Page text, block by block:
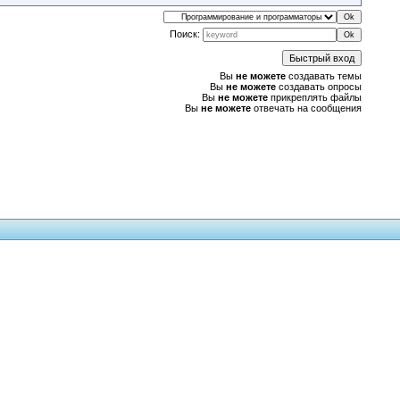
Поиск:
Вы не можетесоздавать темы
Вы не можетесоздавать опросы
Вы не можетеприкреплять файлы
Вы не можетеотвечать на сообщения